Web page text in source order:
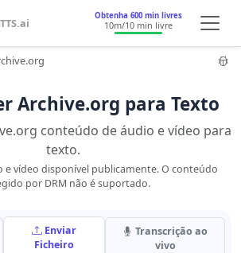
TTS.ai Obtenha 600 min livres
10m/10 min livre
Archive.org para Texto
conteúdo de áudio e vídeo para
texto.
e vídeo disponível publicamente. O conteúdo
por DRM não é suportado.
Enviar
Ficheiro
Transcrição ao
vivo